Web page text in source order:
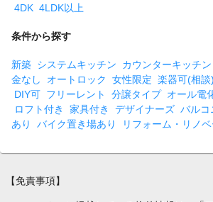
4DK 4LDK以上
条件から探す
新築 システムキッチン カウンターキッチン
金なし
オートロック 女性限定 楽器可(相談)
DIY可 フリーレント 分譲タイプ オール電
ロフト付き
家具付き デザイナーズ バルコ
あり
バイク置き場あり リフォーム・リノ
【免責事項】